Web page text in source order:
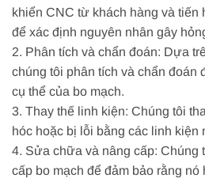
khiển CNC từ khách hàng và tiến
để xác định nguyên nhân gây
2. Phân tích và chẩn đoán: Dựa
chúng tôi phân tích và chẩn đoán
cụ thể của bo mạch.
3. Thay thế linh kiện: Chúng tôi
hóc hoặc bị lỗi bằng các linh kiện
4. Sửa chữa và nâng cấp: Chúng
cấp bo mạch để đảm bảo rằng nó